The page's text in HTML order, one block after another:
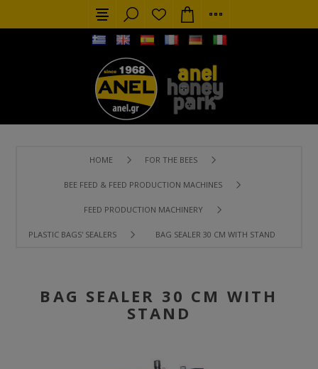
HOME FOR THE BEES
BEE FEED & FEED PRODUCTION MACHINES
FEED PRODUCTION MACHINERY
PLASTIC BAGS' SEALERS BAG SEALER 30 CM WITH STAND
BAG SEALER 30 CM WITH
STAND